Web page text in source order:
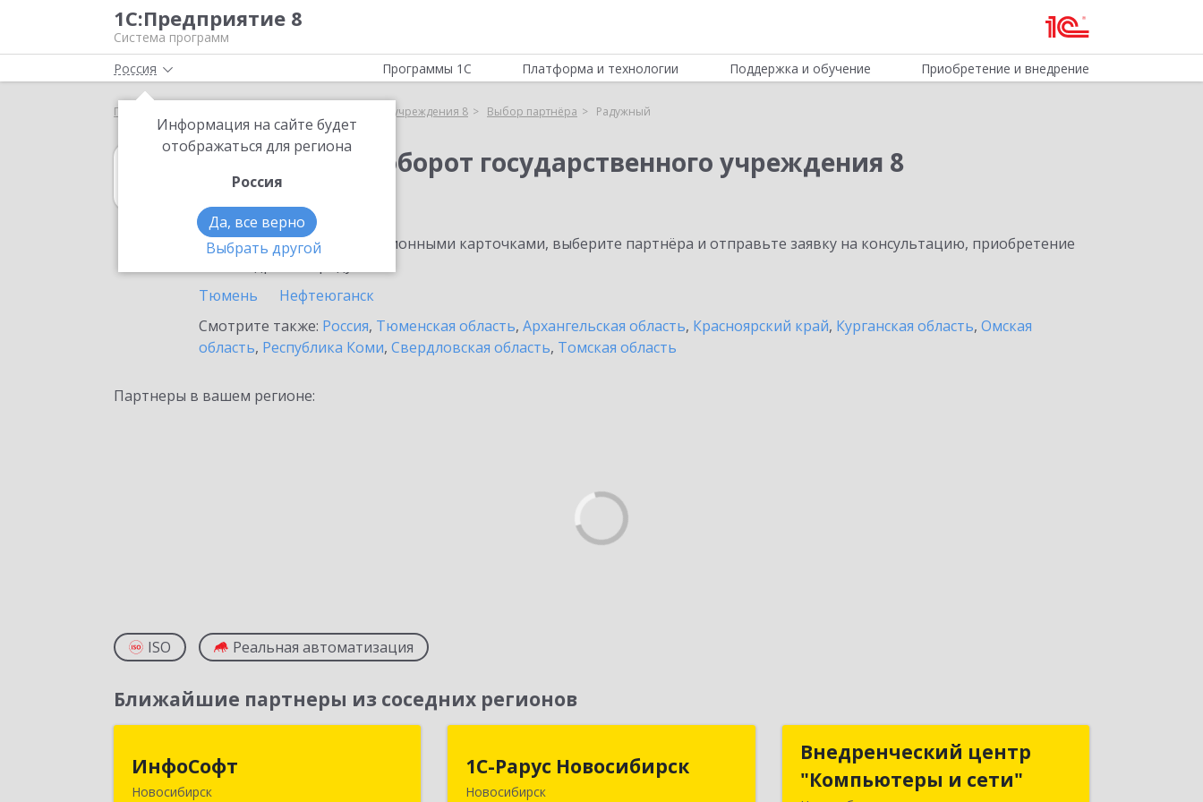
1С:Предприятие 8
Система программ
Россия
Информация на сайте будет
отображаться для региона
Россия
Да, все верно
Выбрать другой
Программы 1С Платформа и технологии Поддержка и обучение Приобретение и внедрение
Главная 1С:Документооборот государственного учреждения 8 Выбор партнёра Радужный
1С:Документооборот государственного учреждения 8
в Радужном
Ознакомьтесь с информационными карточками, выберите партнёра и отправьте заявку на консультацию, приобретение
Тюмень
Нефтеюганск
Смотрите также: Россия, Тюменская область, Архангельская область, Красноярский край, Курганская область, Омская
область, Республика Коми, Свердловская область, Томская область
Партнеры в вашем регионе:
ISO Реальная автоматизация
Ближайшие партнеры из соседних регионов
ИнфоСофт
Новосибирск630091, Новосибирская обл,
1С-Рарус Новосибирск
Новосибирск
1С-Рарус Новосибирск
630015, Новосибирская обл,
Внедренческий центр
"Компьютеры и сети"
Внедренческий центр
"Компьютеры и сети"